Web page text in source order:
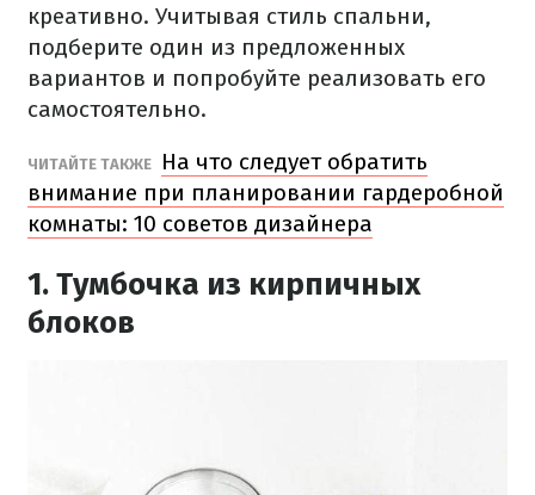
креативно. Учитывая стиль спальни,
подберите один из предложенных
вариантов и попробуйте реализовать его
самостоятельно.
ЧИТАЙТЕ ТАКЖЕ
На что следует обратить
внимание при планировании гардеробной
комнаты: 10 советов дизайнера
1. Тумбочка из кирпичных
блоков